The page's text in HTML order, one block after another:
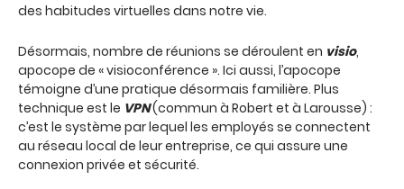
des habitudes virtuelles dans notre vie.
Désormais, nombre de réunions se déroulent en visio,
apocope de « visioconférence ». Ici aussi, l’apocope
témoigne d’une pratique désormais familière. Plus
technique est le VPN(commun à Robert et à Larousse) :
c’est le système par lequel les employés se connectent
au réseau local de leur entreprise, ce qui assure une
connexion privée et sécurité.